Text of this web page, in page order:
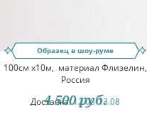
Образец в шоу-руме
100см x10м, материал Флизелин,
Россия
Доставка:12.08-13.08
4 500 руб.